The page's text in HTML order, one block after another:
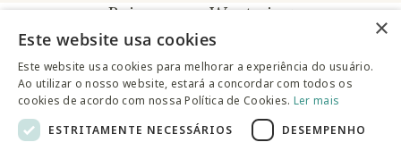
Baixe o app Westwing
×
Este website usa cookies
Este website usa cookies para melhorar a experiência do usuário.
Ao utilizar o nosso website, estará a concordar com todos os
cookies de acordo com nossa Política de Cookies. Ler mais
ESTRITAMENTE NECESSÁRIOS
DESEMPENHO